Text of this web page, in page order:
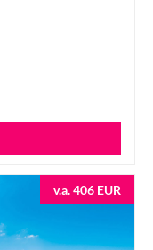
v.a. 406 EUR